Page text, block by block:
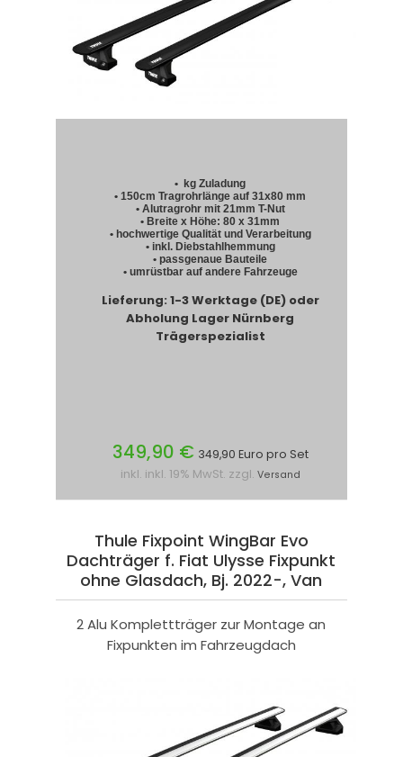
• kg Zuladung
• 150cm Tragrohrlänge auf 31x80 mm
• Alutragrohr mit 21mm T-Nut
• Breite x Höhe: 80 x 31mm
• hochwertige Qualität und Verarbeitung
• inkl. Diebstahlhemmung
• passgenaue Bauteile
• umrüstbar auf andere Fahrzeuge
Lieferung: 1-3 Werktage (DE) oder
Abholung Lager Nürnberg
Trägerspezialist
349,90 € 349,90 Euro pro Set
inkl. inkl. 19% MwSt. zzgl. Versand
Thule Fixpoint WingBar Evo
Dachträger f. Fiat Ulysse Fixpunkt
ohne Glasdach, Bj. 2022-, Van
2 Alu Komplettträger zur Montage an
Fixpunkten im Fahrzeugdach